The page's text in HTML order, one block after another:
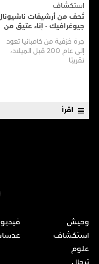
استكشاف
تُحف من أرشيفات
جيوغرافيك - إناء عتيق من
سفينـة عتيقـة
جرة خزفية من كامبانيا تعود
إلى عام 200 قبل الميلاد،
تقريبًا
اقرأ
وحيش
استكشاف
علوم
فيديو